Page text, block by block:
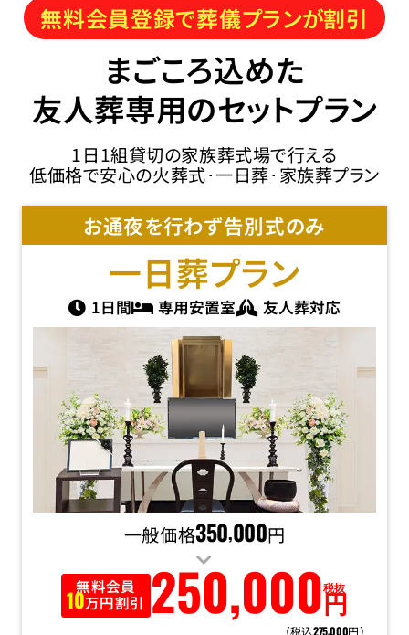
無料会員登録で葬儀プランが割引
まごころ込めた
友人葬専用のセットプラン
1日1組貸切の家族葬式場で行える
低価格で安心の火葬式･一日葬･家族葬プラン
お通夜を行わず告別式のみ
一日葬プラン
1日間 専用安置室 友人葬対応
一般価格350,000円
無料会員
10万円割引 250,000 円
税抜
（税込275,000円）